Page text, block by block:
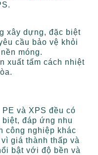
xây dựng, đặc biệt
cầu bảo vệ khỏi
móng.
xuất tấm cách nhiệt
và XPS đều có
đáp ứng nhu
công nghiệp khác
giá thành thấp và
bật với độ bền và